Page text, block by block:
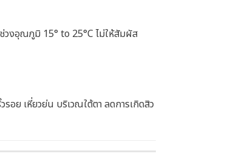
วงอุณภูมิ 15° to 25°C ไม่ให้สัมผัส
ย เหี่ยวย่น บริเวณใต้ตา ลดการเกิดสิว